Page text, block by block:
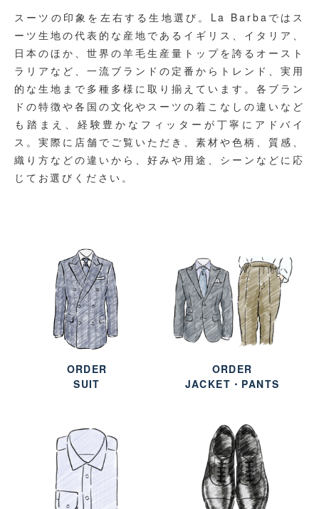
スーツの印象を左右する生地選び。La Barbaではス
ーツ生地の代表的な産地であるイギリス、イタリア、
日本のほか、世界の羊毛生産量トップを誇るオースト
ラリアなど、一流ブランドの定番からトレンド、実用
的な生地まで多種多様に取り揃えています。各ブラン
ドの特徴や各国の文化やスーツの着こなしの違いなど
も踏まえ、経験豊かなフィッターが丁寧にアドバイ
ス。実際に店舗でご覧いただき、素材や色柄、質感、
織り方などの違いから、好みや用途、シーンなどに応
じてお選びください。
ORDER
SUIT
ORDER
JACKET・PANTS